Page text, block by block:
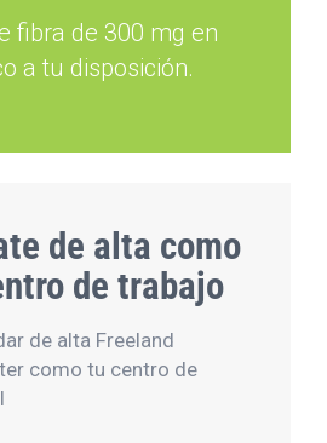
fibra de 300 mg en
a tu disposición.
de alta como
de trabajo
de alta Freeland
como tu centro de